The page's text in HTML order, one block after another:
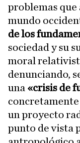
problemas que
mundo
de los
sociedad y su
moral
denunciando,
una «crisis de
concretamente
un proyecto
punto de vista